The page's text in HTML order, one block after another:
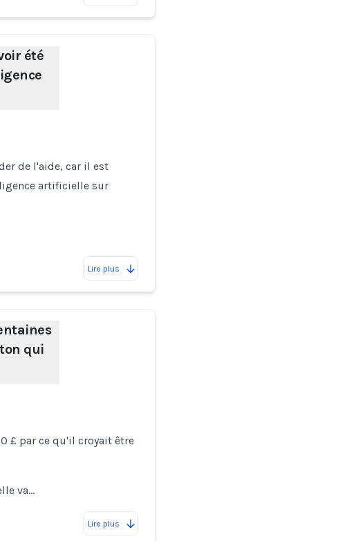
été
de l'aide, car il est
artificielle sur
Lire plus
qui
£ par ce qu'il croyait être
va…
Lire plus